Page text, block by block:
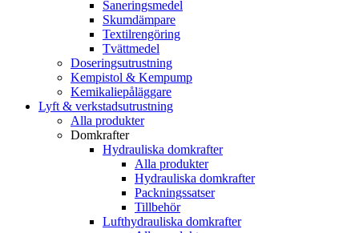
Saneringsmedel
Skumdämpare
Textilrengöring
Tvättmedel
Doseringsutrustning
Kempistol & Kempump
Kemikaliepåläggare
Lyft & verkstadsutrustning
Alla produkter
Domkrafter
Hydrauliska domkrafter
Alla produkter
Hydrauliska domkrafter
Packningssatser
Tillbehör
Lufthydrauliska domkrafter